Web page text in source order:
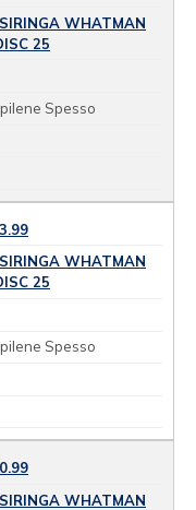
WHATMAN
25
Spesso
WHATMAN
25
Spesso
WHATMAN